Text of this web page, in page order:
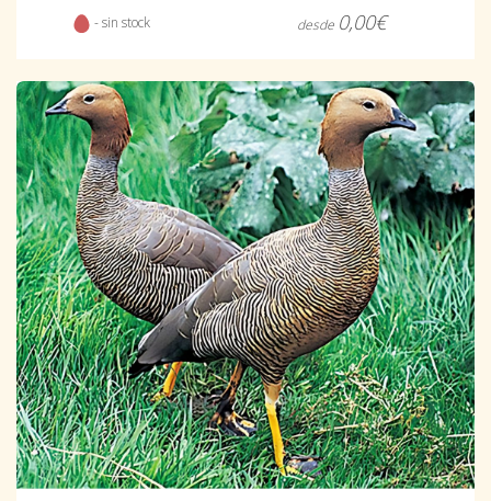
- sin stock desde 0,00€